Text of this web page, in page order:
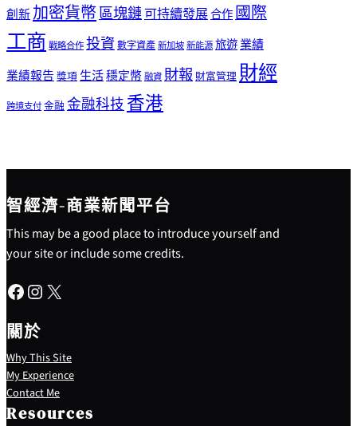
創新加密貨幣區塊鏈可持續發展合作國際
工商 戰略合作投資數字資產新加坡新能源旅遊業績
業績報告 獎項生活穩定幣融資 財報 財富管理 財經
跨境支付金融 金融科技 香港
智經濟-商業新聞平台
This may be a good place to introduce yourself and
your site or include some credits.
Facebook Instagram X
關於
Why This Site
My Experience
Contact Me
Resources